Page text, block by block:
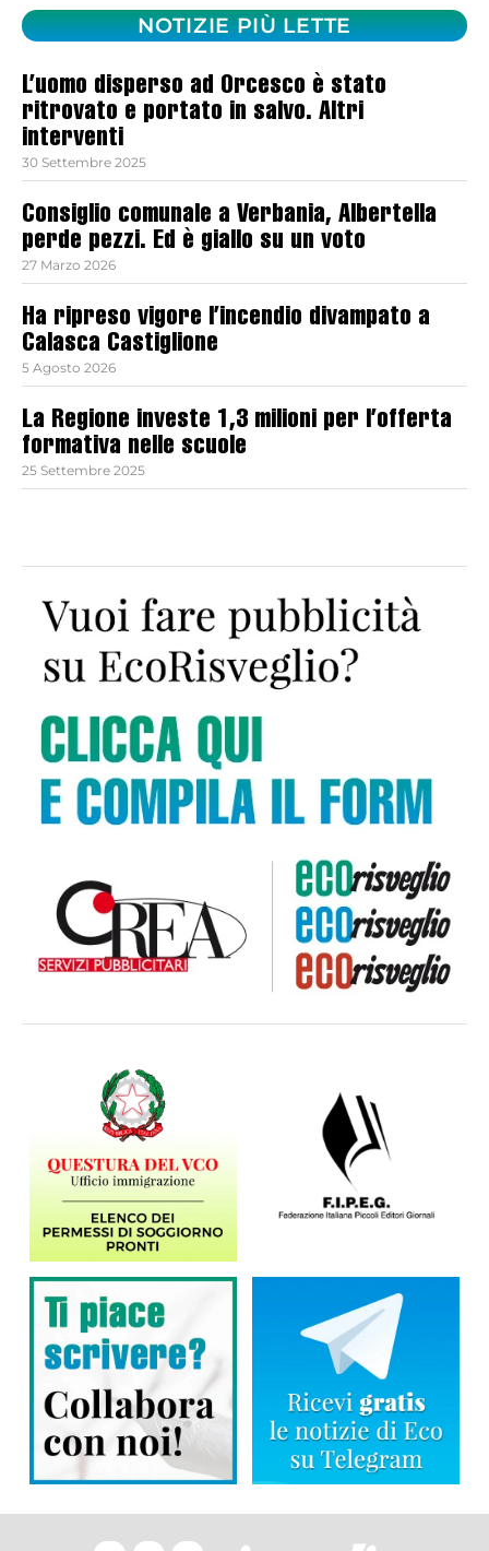
NOTIZIE PIÙ LETTE
L’uomo disperso ad Orcesco è stato
ritrovato e portato in salvo. Altri
interventi
30 Settembre 2025
Consiglio comunale a Verbania, Albertella
perde pezzi. Ed è giallo su un voto
27 Marzo 2026
Ha ripreso vigore l’incendio divampato a
Calasca Castiglione
5 Agosto 2026
La Regione investe 1,3 milioni per l’offerta
formativa nelle scuole
25 Settembre 2025